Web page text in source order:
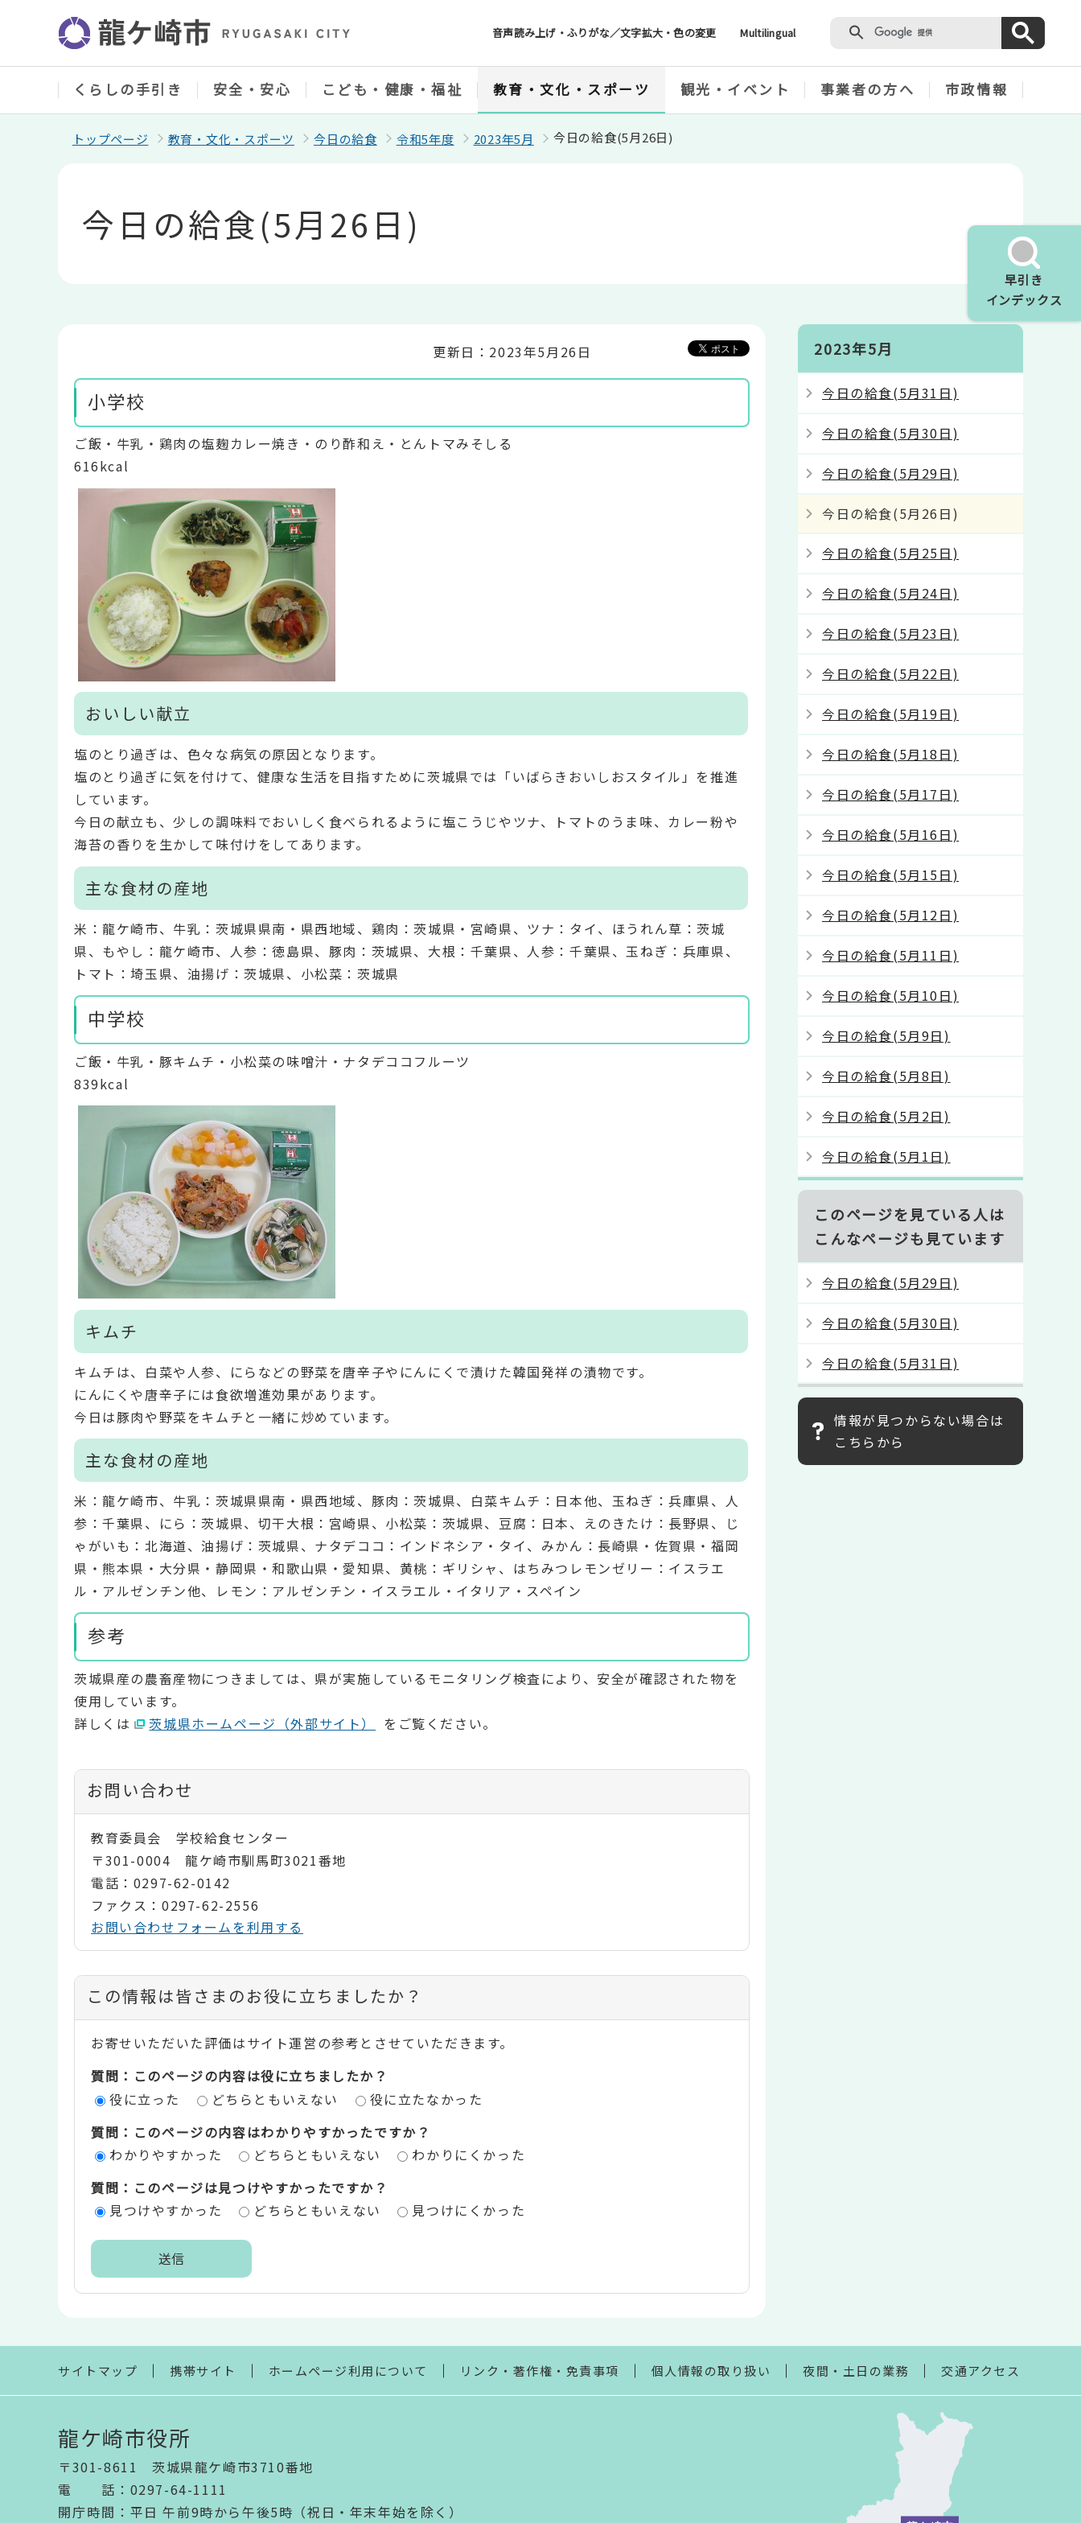
ジ
音声読み上げ・ふりがな／文字拡大・色の変更 Multilingual
早引き
インデックス
くらしの手引き 安全・安心 こども・健康・福祉 教育・文化・スポーツ 観光・イベント 事業者の方へ 市政情報
トップページ 教育・文化・スポーツ 今日の給食 令和5年度 2023年5月 今日の給食(5月26日)
今日の給食(5月26日)
更新日：2023年5月26日
小学校
ご飯・牛乳・鶏肉の塩麹カレー焼き・のり酢和え・とんトマみそしる
616kcal
おいしい献立
塩のとり過ぎは、色々な病気の原因となります。
塩のとり過ぎに気を付けて、健康な生活を目指すために茨城県では「いばらきおいしおスタイル」を推進
しています。
今日の献立も、少しの調味料でおいしく食べられるように塩こうじやツナ、トマトのうま味、カレー粉や
海苔の香りを生かして味付けをしてあります。
主な食材の産地
米：龍ケ崎市、牛乳：茨城県県南・県西地域、鶏肉：茨城県・宮崎県、ツナ：タイ、ほうれん草：茨城
県、もやし：龍ケ崎市、人参：徳島県、豚肉：茨城県、大根：千葉県、人参：千葉県、玉ねぎ：兵庫県、
トマト：埼玉県、油揚げ：茨城県、小松菜：茨城県
中学校
ご飯・牛乳・豚キムチ・小松菜の味噌汁・ナタデココフルーツ
839kcal
キムチ
キムチは、白菜や人参、にらなどの野菜を唐辛子やにんにくで漬けた韓国発祥の漬物です。
にんにくや唐辛子には食欲増進効果があります。
今日は豚肉や野菜をキムチと一緒に炒めています。
主な食材の産地
米：龍ケ崎市、牛乳：茨城県県南・県西地域、豚肉：茨城県、白菜キムチ：日本他、玉ねぎ：兵庫県、人
参：千葉県、にら：茨城県、切干大根：宮崎県、小松菜：茨城県、豆腐：日本、えのきたけ：長野県、じ
ゃがいも：北海道、油揚げ：茨城県、ナタデココ：インドネシア・タイ、みかん：長崎県・佐賀県・福岡
県・熊本県・大分県・静岡県・和歌山県・愛知県、黄桃：ギリシャ、はちみつレモンゼリー：イスラエ
ル・アルゼンチン他、レモン：アルゼンチン・イスラエル・イタリア・スペイン
参考
茨城県産の農畜産物につきましては、県が実施しているモニタリング検査により、安全が確認された物を
使用しています。
詳しくは
茨城県ホームページ（外部サイト） をご覧ください。
お問い合わせ
教育委員会 学校給食センター
〒301-0004 龍ケ崎市馴馬町3021番地
電話：0297-62-0142
ファクス：0297-62-2556
お問い合わせフォームを利用する
コ
ン
テ
ン
評
エ
この情報は皆さまのお役に立ちましたか？
お寄せいただいた評価はサイト運営の参考とさせていただきます。
質問：このページの内容は役に立ちましたか？
役に立った
どちらともいえない
役に立たなかった
質問：このページの内容はわかりやすかったですか？
わかりやすかった
どちらともいえない
わかりにくかった
質問：このページは見つけやすかったですか？
見つけやすかった
どちらともいえない 見つけにくかった
ま
2023年5月
今日の給食(5月31日)
今日の給食(5月30日)
今日の給食(5月29日)
今日の給食(5月26日)
今日の給食(5月25日)
今日の給食(5月24日)
今日の給食(5月23日)
今日の給食(5月22日)
今日の給食(5月19日)
今日の給食(5月18日)
今日の給食(5月17日)
今日の給食(5月16日)
今日の給食(5月15日)
今日の給食(5月12日)
今日の給食(5月11日)
今日の給食(5月10日)
今日の給食(5月9日)
今日の給食(5月8日)
今日の給食(5月2日)
今日の給食(5月1日)
このページを見ている人は
こんなページも見ています
今日の給食(5月29日)
今日の給食(5月30日)
今日の給食(5月31日)
情報が見つからない場合は
こちらから
サイトマップ 携帯サイト ホームページ利用について リンク・著作権・免責事項 個人情報の取り扱い 夜間・土日の業務 交通アクセス
龍ケ崎市役所
〒301-8611 茨城県龍ケ崎市3710番地
電話 ： 0297-64-1111
開庁時間 ： 平日 午前9時から午後5時（祝日・年末年始を除く）